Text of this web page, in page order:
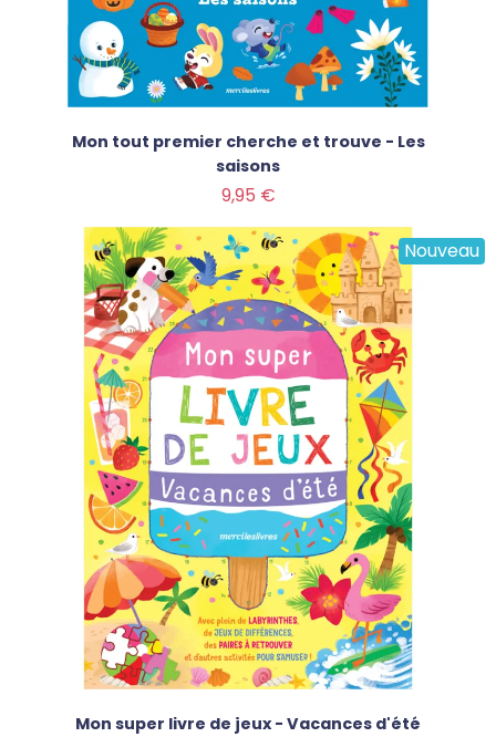
Mon tout premier cherche et trouve - Les
saisons
9,95 €
Nouveau
Mon super livre de jeux - Vacances d'été